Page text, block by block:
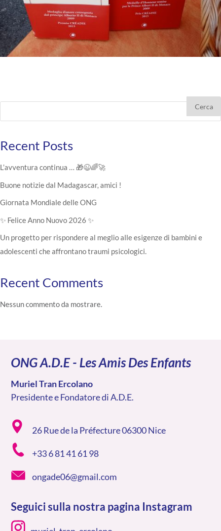
Cerca
Recent Posts
L’avventura continua … 🎁😉🌈🚀
Buone notizie dal Madagascar, amici !
Giornata Mondiale delle ONG
✨ Felice Anno Nuovo 2026 ✨
Un progetto per rispondere al meglio alle esigenze di bambini e
adolescenti che affrontano traumi psicologici.
Recent Comments
Nessun commento da mostrare.
ONG A.D.E - Les Amis Des Enfants
Muriel Tran Ercolano
Presidente e Fondatore di A.D.E.
26 Rue de la Préfecture 06300 Nice
+33 6 81 41 61 98
ongade06@gmail.com
Seguici sulla nostra pagina Instagram